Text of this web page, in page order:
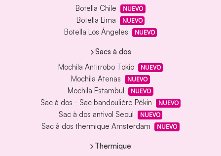
Botella Chile NUEVO
Botella Lima NUEVO
Botella Los Ángeles NUEVO
Sacs à dos
Mochila Antirrobo Tokio
NUEVO
Mochila Atenas NUEVO
Mochila Estambul NUEVO
Sac à dos - Sac bandoulière Pékin NUEVO
Sac à dos antivol Seoul NUEVO
Sac à dos thermique Amsterdam NUEVO
Thermique